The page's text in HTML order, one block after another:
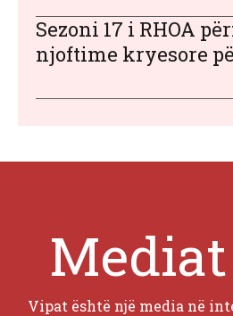
Sezoni 17 i RHOA
njoftime kryesore
Vipat është një media në